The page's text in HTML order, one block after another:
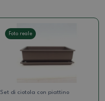
Foto reale
Set di ciotola con piattino